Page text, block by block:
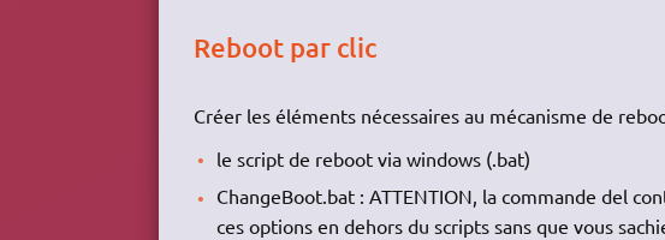
Reboot par clic
Créer les éléments nécessaires au mécanisme de
le script de reboot via windows (.bat)
ChangeBoot.bat : ATTENTION, la commande del
ces options en dehors du scripts sans que vous